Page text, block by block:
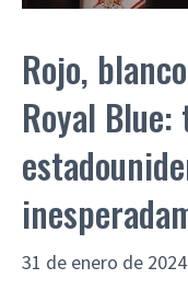
Rojo,
Royal
31 de enero de 2024